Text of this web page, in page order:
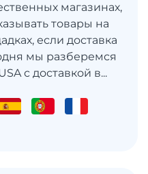
магазинах,
товары на
если доставка
мы разберемся
с доставкой в...